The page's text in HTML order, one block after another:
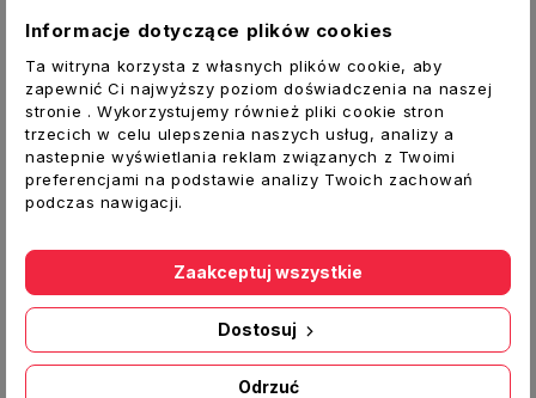
[mm]:165x140
Regulacja:
NIE
Temperatura max. [°C]:180
Producent:DARCO
Informacje dotyczące plików cookies
Ta witryna korzysta z własnych plików cookie, aby
zapewnić Ci najwyższy poziom doświadczenia na naszej
stronie . Wykorzystujemy również pliki cookie stron
trzecich w celu ulepszenia naszych usług, analizy a
nastepnie wyświetlania reklam związanych z Twoimi
preferencjami na podstawie analizy Twoich zachowań
podczas nawigacji.
Odrzuć
Dostosuj
Zaakceptuj wszystkie